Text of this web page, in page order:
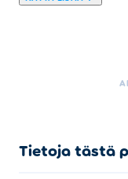
Tietoja tästä